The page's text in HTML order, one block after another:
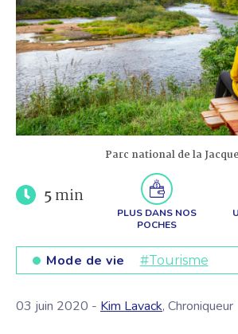
Parc national de la
5min
PLUS DANS NOS
POCHES
Mode de vie #Tourisme
03 juin 2020 - Kim Lavack, Chroniqueur